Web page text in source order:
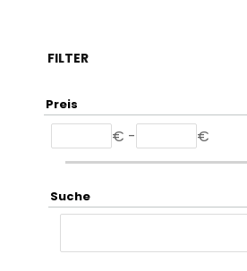
FILTER
Preis
€ - €
Suche